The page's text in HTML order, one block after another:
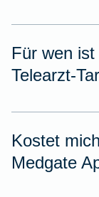
Für wen
Telearzt-
Kostet
Medgate